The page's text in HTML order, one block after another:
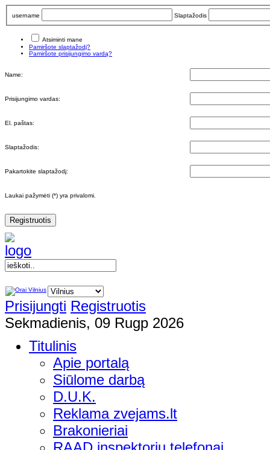
username Slaptažodis
Atsiminti mane
Pamiršote slaptažodį?
Pamiršote prisijungimo vardą?
Name:
Prisijungimo vardas:
El. paštas:
Slaptažodis:
Pakartokite slaptažodį:
Laukai pažymėti (*) yra privalomi.
Registruotis
Prisijungti Registruotis
Sekmadienis, 09 Rugp 2026
Titulinis
Apie portalą
Siūlome darbą
D.U.K.
Reklama zvejams.lt
Brakonieriai